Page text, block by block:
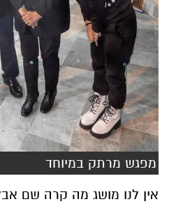
מפגש מרתק במיוחד
אין לנו מושג מה קרה שם